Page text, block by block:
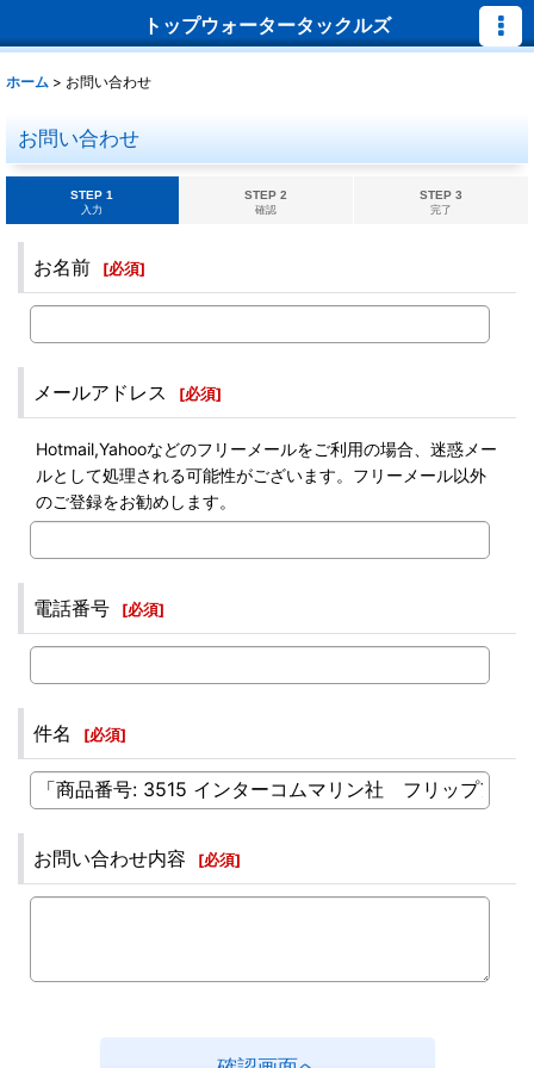
トップウォータータックルズ
ホーム > お問い合わせ
お問い合わせ
STEP 1
入力
STEP 2
確認
STEP 3
完了
お名前 [必須]
メールアドレス [必須]
Hotmail,Yahooなどのフリーメールをご利用の場合、迷惑メー
ルとして処理される可能性がございます。フリーメール以外
のご登録をお勧めします。
電話番号 [必須]
件名 [必須]
お問い合わせ内容 [必須]